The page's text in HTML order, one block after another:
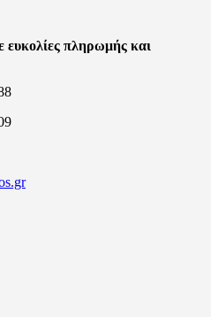
ευκολίες πληρωμής και